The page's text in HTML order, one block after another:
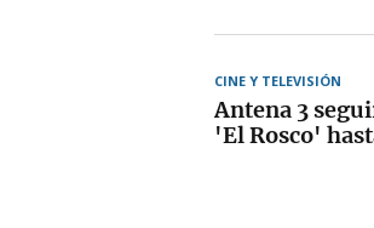
CINE Y TELEVISIÓN
Antena 3
'El Rosco'